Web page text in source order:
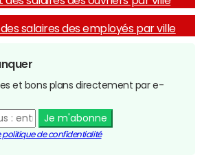
salaires des employés par ville
et bons plans directement par e-
Je m'abonne
politique de confidentialité